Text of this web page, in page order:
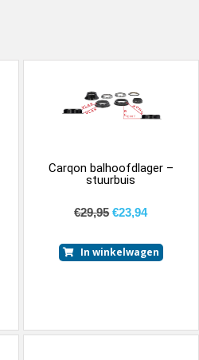
Carqon balhoofdlager –
stuurbuis
€29,95 €23,94
In winkelwagen